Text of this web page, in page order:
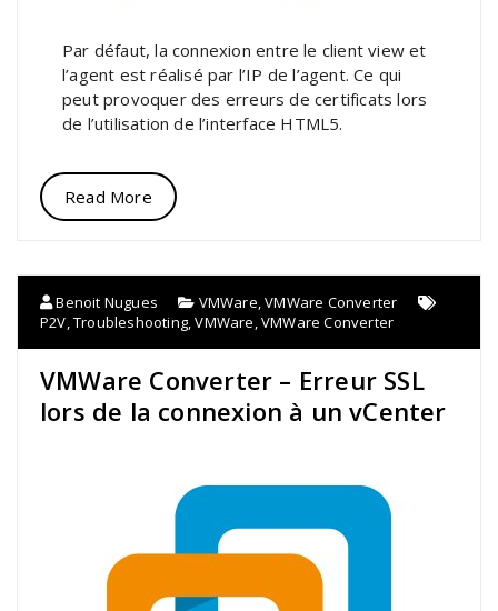
Par défaut, la connexion entre le client view et
l’agent est réalisé par l’IP de l’agent. Ce qui
peut provoquer des erreurs de certificats lors
de l’utilisation de l’interface HTML5.
Read More
Benoit Nugues VMWare,VMWare Converter
P2V,Troubleshooting,VMWare,VMWare Converter
VMWare Converter – Erreur SSL
lors de la connexion à un vCenter